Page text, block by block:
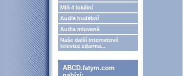
MIS 4 lokální
Audia hudební
Audia mluvená
Naše další internetové
televize zdarma...
ABCD.fatym.com